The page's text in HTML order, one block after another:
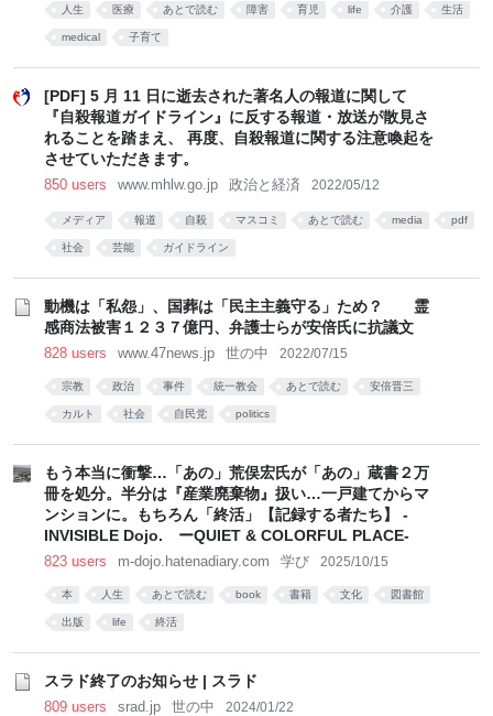
人生 医療 あとで読む 障害 育児 life 介護 生活
medical 子育て
[PDF] 5 月 11 日に逝去された著名人の報道に関して
『自殺報道ガイドライン』に反する報道・放送が散見さ
れることを踏まえ、 再度、自殺報道に関する注意喚起を
させていただきます。
850 users www.mhlw.go.jp 政治と経済 2022/05/12
メディア 報道 自殺 マスコミ あとで読む media pdf
社会 芸能 ガイドライン
動機は「私怨」、国葬は「民主主義守る」ため？ 霊
感商法被害１２３７億円、弁護士らが安倍氏に抗議文
828 users www.47news.jp 世の中 2022/07/15
宗教 政治 事件 統一教会 あとで読む 安倍晋三
カルト 社会 自民党 politics
もう本当に衝撃…「あの」荒俣宏氏が「あの」蔵書２万
冊を処分。半分は『産業廃棄物』扱い…一戸建てからマ
ンションに。もちろん「終活」【記録する者たち】 -
INVISIBLE Dojo. ーQUIET & COLORFUL PLACE-
823 users m-dojo.hatenadiary.com 学び 2025/10/15
本 人生 あとで読む book 書籍 文化 図書館
出版 life 終活
スラド終了のお知らせ | スラド
809 users srad.jp 世の中 2024/01/22